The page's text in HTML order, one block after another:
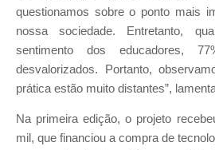
questionamos sobre o ponto mais
nossa sociedade. Entretanto,
sentimento dos educadores,
desvalorizados. Portanto,
prática estão muito distantes”,
Na primeira edição, o projeto
mil, que financiou a compra de